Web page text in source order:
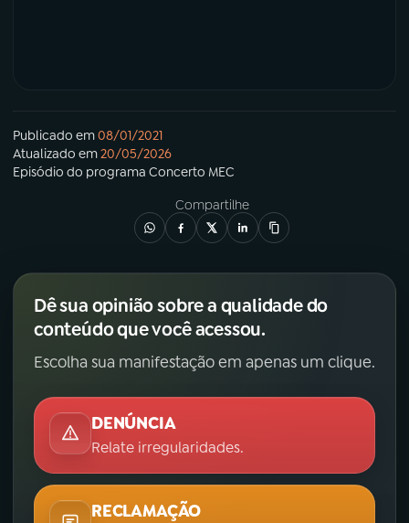
Publicado em08/01/2021
Atualizado em20/05/2026
Episódio do programa Concerto MEC
Compartilhe
Dê sua opinião sobre a qualidade do
conteúdo que você acessou.
Escolha sua manifestação em apenas um clique.
DENÚNCIA
Relate irregularidades.
RECLAMAÇÃO